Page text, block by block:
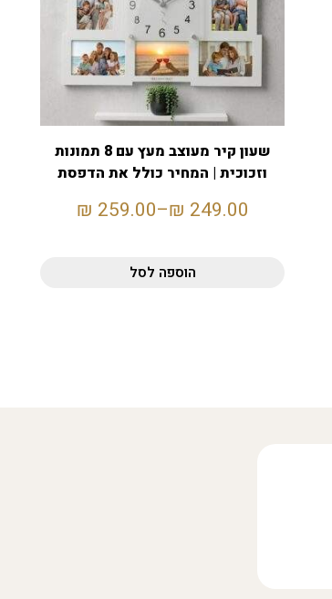
שעון קיר מעוצב מעץ עם 8 תמונות
וזכוכית | המחיר כולל את הדפסת
249.00
₪
–
259.00
₪
הוספה לסל